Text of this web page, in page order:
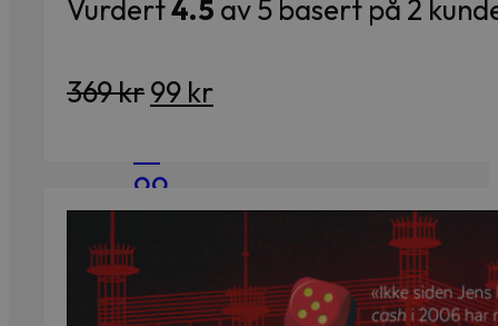
Annet
Outlet
— kvalitetslitteratur
99,-
Våre
utvalgte
Vurdert4.5 av 5 basert på 2
369krOpprinnelig
var:
369 kr.
99 krNåværende
99 kr.